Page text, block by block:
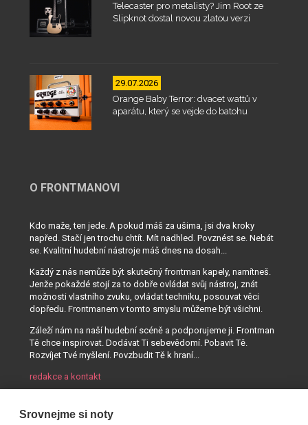
Telecaster pro metalisty? Jim Root ze
Slipknot dostal novou zlatou verzi
29.07.2026
Orange Baby Terror: dvacet wattů v
aparátu, který se vejde do batohu
O FRONTMANOVI
Kdo maže, ten jede. A pokud máš za ušima, jsi dva kroky
napřed. Stačí jen trochu chtít. Mít nadhled. Povznést se. Nebát
se. Kvalitní hudební nástroje máš dnes na dosah...
Každý z nás nemůže být skutečný frontman kapely, namítneš.
Jenže pokaždé stojí za to dobře ovládat svůj nástroj, znát
možnosti vlastního zvuku, ovládat techniku, posouvat věci
dopředu. Frontmanem v tomto smyslu můžeme být všichni.
Záleží nám na naší hudební scéně a podporujeme ji. Frontman
Tě chce inspirovat. Dodávat Ti sebevědomí. Pobavit Tě.
Rozvíjet Tvé myšlení. Povzbudit Tě k hraní...
redakce a kontakt
Srovnejme si noty